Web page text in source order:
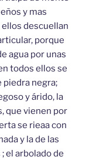
y mas
descuellan
porque
agua por unas
todos ellos se
piedra negra;
y árido, la
que vienen por
se rieaa con
y la de las
el arbolado de